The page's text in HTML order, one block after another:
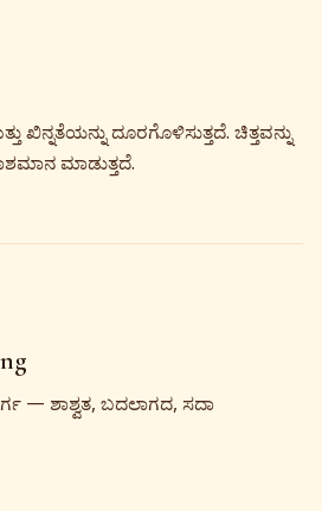
ದೂರಗೊಳಿಸುತ್ತದೆ. ಚಿತ್ತವನ್ನು
ಮಾಡುತ್ತದೆ.
— ಶಾಶ್ವತ, ಬದಲಾಗದ, ಸದಾ